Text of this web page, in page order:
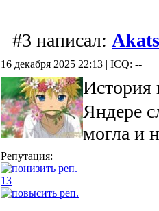
#3 написал:
16 декабря 2025 22:13 | ICQ: --
Репутация:
13
История
Яндере
могла и